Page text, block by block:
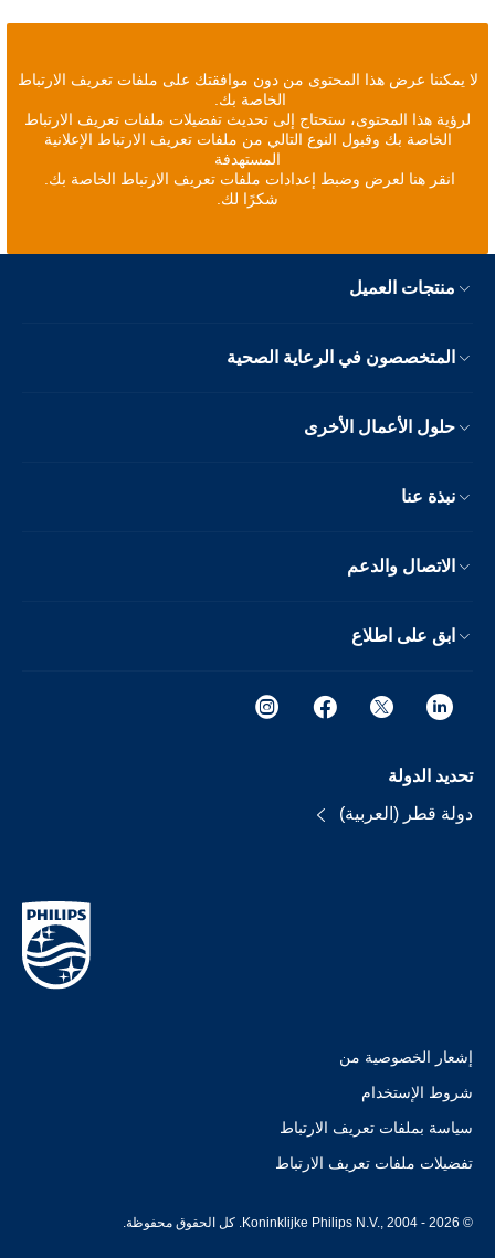
لا يمكننا عرض هذا المحتوى من دون موافقتك على ملفات تعريف الارتباط
الخاصة بك.
لرؤية هذا المحتوى، ستحتاج إلى تحديث تفضيلات ملفات تعريف الارتباط
الخاصة بك وقبول النوع التالي من ملفات تعريف الارتباط الإعلانية
المستهدفة
انقر هنا لعرض وضبط إعدادات ملفات تعريف الارتباط الخاصة بك.
شكرًا لك.
منتجات العميل
المتخصصون في الرعاية الصحية
حلول الأعمال الأخرى
نبذة عنا
الاتصال والدعم
ابق على اطلاع
تحديد الدولة
دولة قطر (العربية)
إشعار الخصوصية من
شروط الإستخدام
سياسة بملفات تعريف الارتباط
تفضيلات ملفات تعريف الارتباط
© Koninklijke Philips N.V., 2004 - 2026. كل الحقوق محفوظة.